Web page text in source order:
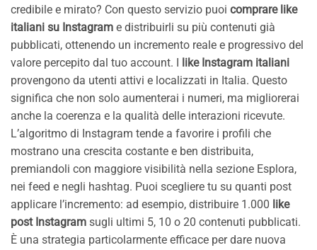
credibile e mirato? Con questo servizio puoi comprare like
italiani su Instagram e distribuirli su più contenuti già
pubblicati, ottenendo un incremento reale e progressivo del
valore percepito dal tuo account. I like Instagram italiani
provengono da utenti attivi e localizzati in Italia. Questo
significa che non solo aumenterai i numeri, ma migliorerai
anche la coerenza e la qualità delle interazioni ricevute.
L’algoritmo di Instagram tende a favorire i profili che
mostrano una crescita costante e ben distribuita,
premiandoli con maggiore visibilità nella sezione Esplora,
nei feed e negli hashtag. Puoi scegliere tu su quanti post
applicare l’incremento: ad esempio, distribuire 1.000 like
post Instagram sugli ultimi 5, 10 o 20 contenuti pubblicati.
È una strategia particolarmente efficace per dare nuova